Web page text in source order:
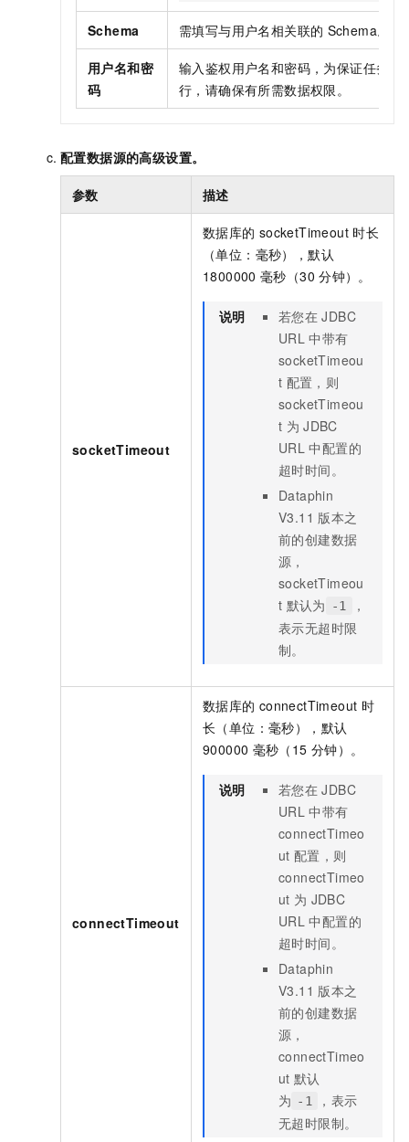
Schema 需填写与用户名相关联的 Schema。
用户名和密
码
输入鉴权用户名和密码，为保证任务正
行，请确保有所需数据权限。
配置数据源的高级设置。
参数 描述
socketTimeout
数据库的 socketTimeout 时长
（单位：毫秒），默认
1800000 毫秒（30 分钟）。
说明 若您在 JDBC
URL 中带有
socketTimeou
t 配置，则
socketTimeou
t 为 JDBC
URL 中配置的
超时时间。
Dataphin
V3.11 版本之
前的创建数据
源，
socketTimeou
t 默认为 -1
，
表示无超时限
制。
connectTimeout
数据库的 connectTimeout 时
长（单位：毫秒），默认
900000 毫秒（15 分钟）。
说明 若您在 JDBC
URL 中带有
connectTimeo
ut 配置，则
connectTimeo
ut 为 JDBC
URL 中配置的
超时时间。
Dataphin
V3.11 版本之
前的创建数据
源，
connectTimeo
ut 默认
为 -1
，表示
无超时限制。